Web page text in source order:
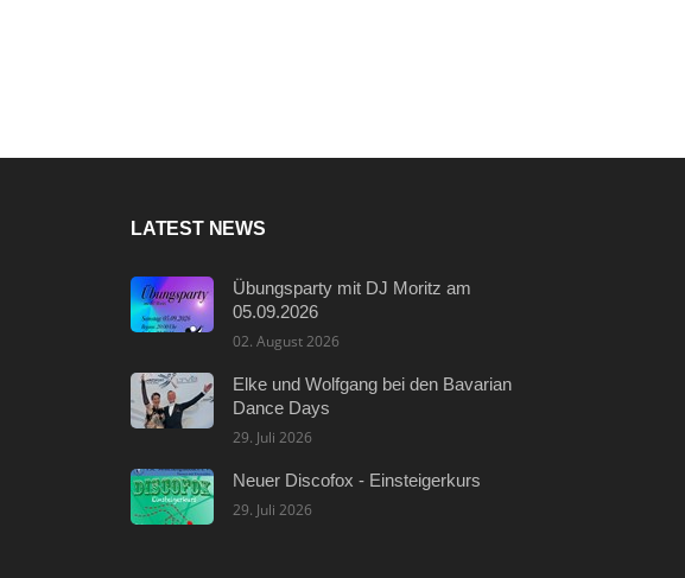
LATEST NEWS
Übungsparty mit DJ Moritz am
05.09.2026
02. August 2026
Elke und Wolfgang bei den Bavarian
Dance Days
29. Juli 2026
Neuer Discofox - Einsteigerkurs
29. Juli 2026